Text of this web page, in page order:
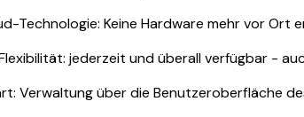
Technologie: Keine Hardware mehr vor Ort
jederzeit und überall verfügbar -
Verwaltung über die Benutzeroberfläche